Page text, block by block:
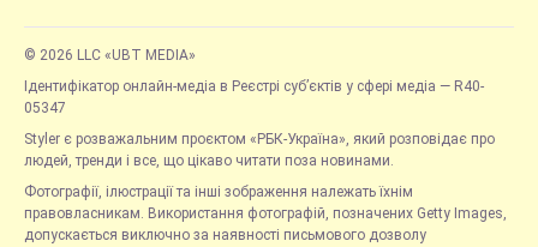
© 2026 LLC «UBT MEDIA»
Ідентифікатор онлайн-медіа в Реєстрі суб’єктів у сфері медіа — R40-
05347
Styler є розважальним проєктом «РБК-Україна», який розповідає про
людей, тренди і все, що цікаво читати поза новинами.
Фотографії, ілюстрації та інші зображення належать їхнім
правовласникам. Використання фотографій, позначених Getty Images,
допускається виключно за наявності письмового дозволу